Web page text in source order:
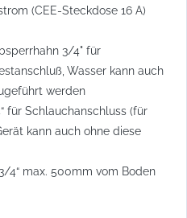
(CEE-Steckdose 16 A)
3/4" für
Wasser kann auch
werden
für Schlauchanschluss (für
kann auch ohne diese
4“ max. 500mm vom Boden